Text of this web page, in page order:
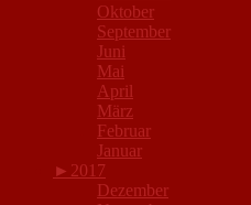
Oktober
September
Juni
Mai
April
März
Februar
Januar
► 2017
Dezember